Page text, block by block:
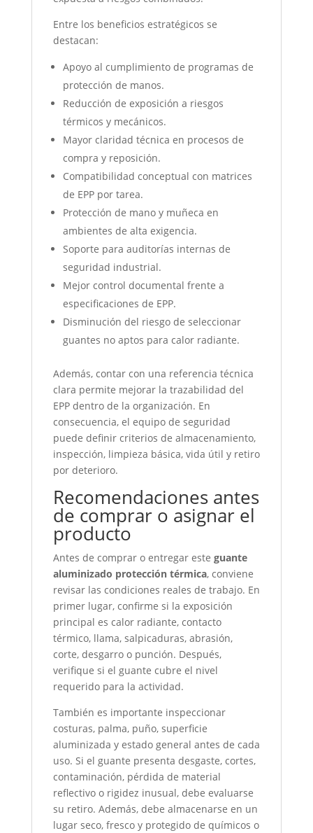
Entre los beneficios estratégicos se
destacan:
Apoyo al cumplimiento de programas de
protección de manos.
Reducción de exposición a riesgos
térmicos y mecánicos.
Mayor claridad técnica en procesos de
compra y reposición.
Compatibilidad conceptual con matrices
de EPP por tarea.
Protección de mano y muñeca en
ambientes de alta exigencia.
Soporte para auditorías internas de
seguridad industrial.
Mejor control documental frente a
especificaciones de EPP.
Disminución del riesgo de seleccionar
guantes no aptos para calor radiante.
Además, contar con una referencia técnica
clara permite mejorar la trazabilidad del
EPP dentro de la organización. En
consecuencia, el equipo de seguridad
puede definir criterios de almacenamiento,
inspección, limpieza básica, vida útil y retiro
por deterioro.
Recomendaciones antes
de comprar o asignar el
producto
Antes de comprar o entregar este guante
aluminizado protección térmica, conviene
revisar las condiciones reales de trabajo. En
primer lugar, confirme si la exposición
principal es calor radiante, contacto
térmico, llama, salpicaduras, abrasión,
corte, desgarro o punción. Después,
verifique si el guante cubre el nivel
requerido para la actividad.
También es importante inspeccionar
costuras, palma, puño, superficie
aluminizada y estado general antes de cada
uso. Si el guante presenta desgaste, cortes,
contaminación, pérdida de material
reflectivo o rigidez inusual, debe evaluarse
su retiro. Además, debe almacenarse en un
lugar seco, fresco y protegido de químicos o